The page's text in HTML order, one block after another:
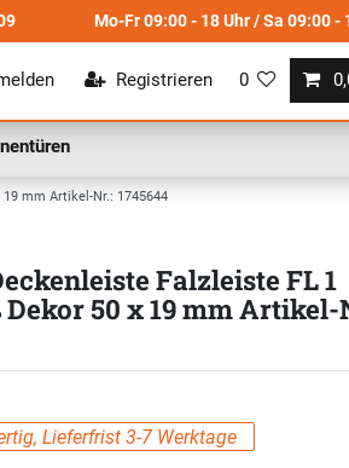
Mo-Fr 09:00 - 18 Uhr / Sa 09:00 -
Registrieren 0
19 mm Artikel-Nr.: 1745644
Falzleiste FL 1
50 x 19 mm Artikel-
Lieferfrist 3-7 Werktage